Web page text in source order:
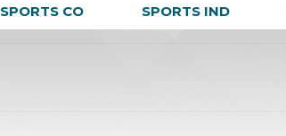
SPORTS CO SPORTS IND